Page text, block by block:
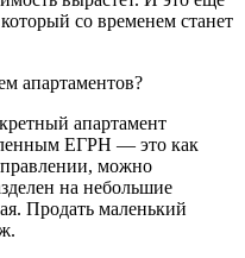
со временем станет
апартаментов?
апартамент
ЕГРН — это как
можно
на небольшие
Продать маленький